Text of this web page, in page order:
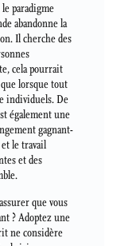
paradigme
abandonne la
Il cherche des
cela pourrait
lorsque tout
individuels. De
également une
gagnant-
le travail
et des
que vous
? Adoptez une
ne considère